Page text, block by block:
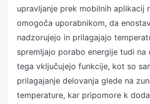
upravljanje prek mobilnih aplikacij
omogoča uporabnikom, da
nadzorujejo in prilagajajo
spremljajo porabo energije tudi na
tega vključujejo funkcije, kot so
prilagajanje delovanja glede na
temperature, kar pripomore k